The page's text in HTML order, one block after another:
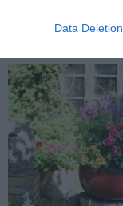
Data Deletion